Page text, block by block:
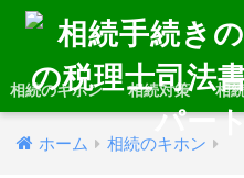
相続のキホン 相続対策 相
ホーム 相続のキホン